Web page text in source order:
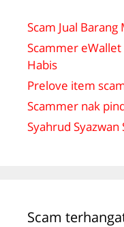
Scam Jual
Scammer
Habis
Prelove item
Scammer nak
Syahrud
Scam